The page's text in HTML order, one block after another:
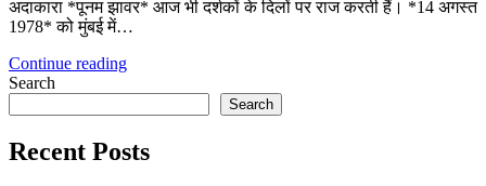
अदाकारा *पूनम झावर* आज भी दर्शकों के दिलों पर राज करती हैं। *14 अगस्त
1978* को मुंबई में…
Continue reading
Search
Search
Recent Posts